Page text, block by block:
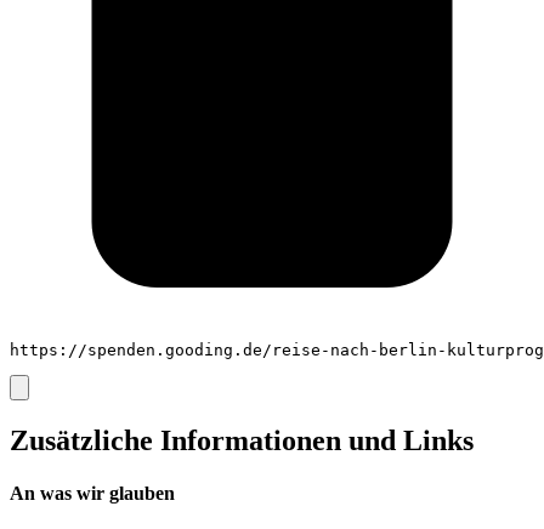
https://spenden.gooding.de/reise-nach-berlin-
Zusätzliche Informationen und Links
An was wir glauben